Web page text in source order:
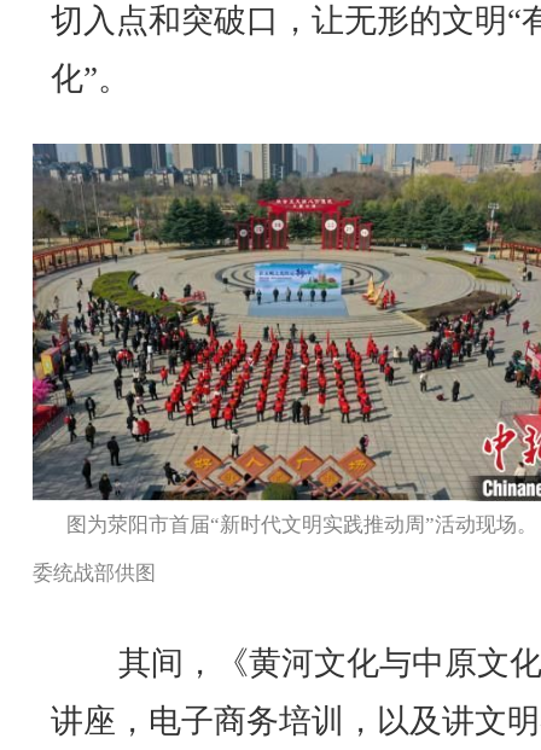
切入点和突破口，让无形的文明“
化”。
图为荥阳市首届“新时代文明实践推动周”活动现场
委统战部供图
其间，《黄河文化与中原文
讲座，电子商务培训，以及讲文